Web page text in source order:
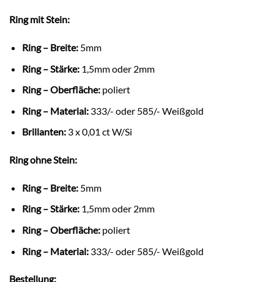
Ring mit Stein:
Ring – Breite:5mm
Ring – Stärke:1,5mm oder 2mm
Ring – Oberfläche:poliert
Ring – Material:333/- oder 585/- Weißgold
Brillanten:3 x 0,01 ct W/Si
Ring ohne Stein:
Ring – Breite:5mm
Ring – Stärke:1,5mm oder 2mm
Ring – Oberfläche:poliert
Ring – Material:333/- oder 585/- Weißgold
Bestellung: